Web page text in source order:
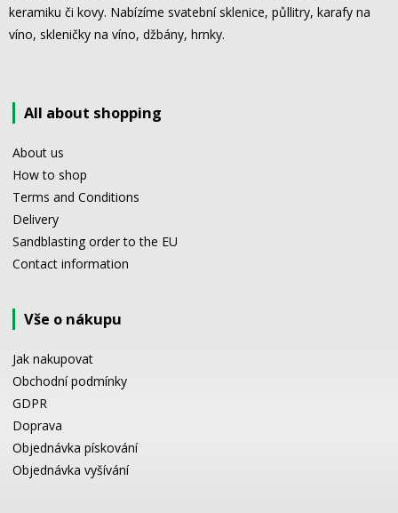
keramiku či kovy. Nabízíme svatební sklenice, půllitry, karafy na
víno, skleničky na víno, džbány, hrnky.
All about shopping
About us
How to shop
Terms and Conditions
Delivery
Sandblasting order to the EU
Contact information
Vše o nákupu
Jak nakupovat
Obchodní podmínky
GDPR
Doprava
Objednávka pískování
Objednávka vyšívání